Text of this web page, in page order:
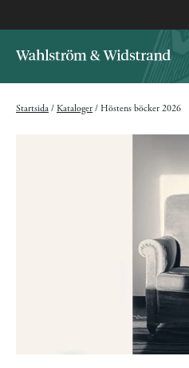
Startsida / Kataloger / Höstens böcker 2026